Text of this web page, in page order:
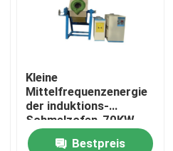
Kleine
Mittelfrequenzenergie
der induktions-
Schmelzofen-70KW
380V
Bestpreis